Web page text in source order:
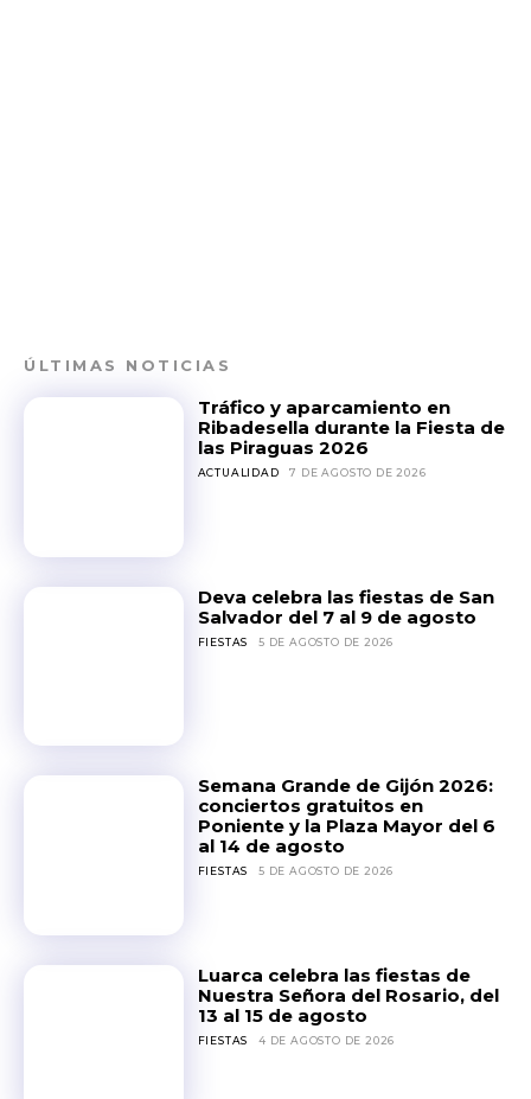
ÚLTIMAS NOTICIAS
Tráfico y aparcamiento en
Ribadesella durante la Fiesta de
las Piraguas 2026
ACTUALIDAD 7 DE AGOSTO DE 2026
Deva celebra las fiestas de San
Salvador del 7 al 9 de agosto
FIESTAS 5 DE AGOSTO DE 2026
Semana Grande de Gijón 2026:
conciertos gratuitos en
Poniente y la Plaza Mayor del 6
al 14 de agosto
FIESTAS 5 DE AGOSTO DE 2026
Luarca celebra las fiestas de
Nuestra Señora del Rosario, del
13 al 15 de agosto
FIESTAS 4 DE AGOSTO DE 2026